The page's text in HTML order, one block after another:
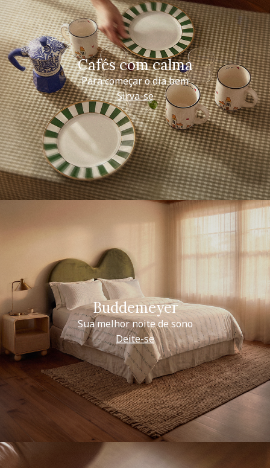
Cafés com calma
Para começar o dia bem
Sirva-se
Buddemeyer
Sua melhor noite de sono
Deite-se